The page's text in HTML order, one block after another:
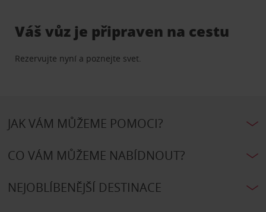
Váš vůz je připraven na cestu
Rezervujte nyní a poznejte svet.
JAK VÁM MŮŽEME POMOCI?
CO VÁM MŮŽEME NABÍDNOUT?
NEJOBLÍBENĚJŠÍ DESTINACE